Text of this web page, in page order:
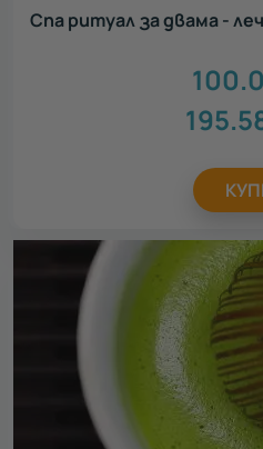
Спа ритуал за двама -